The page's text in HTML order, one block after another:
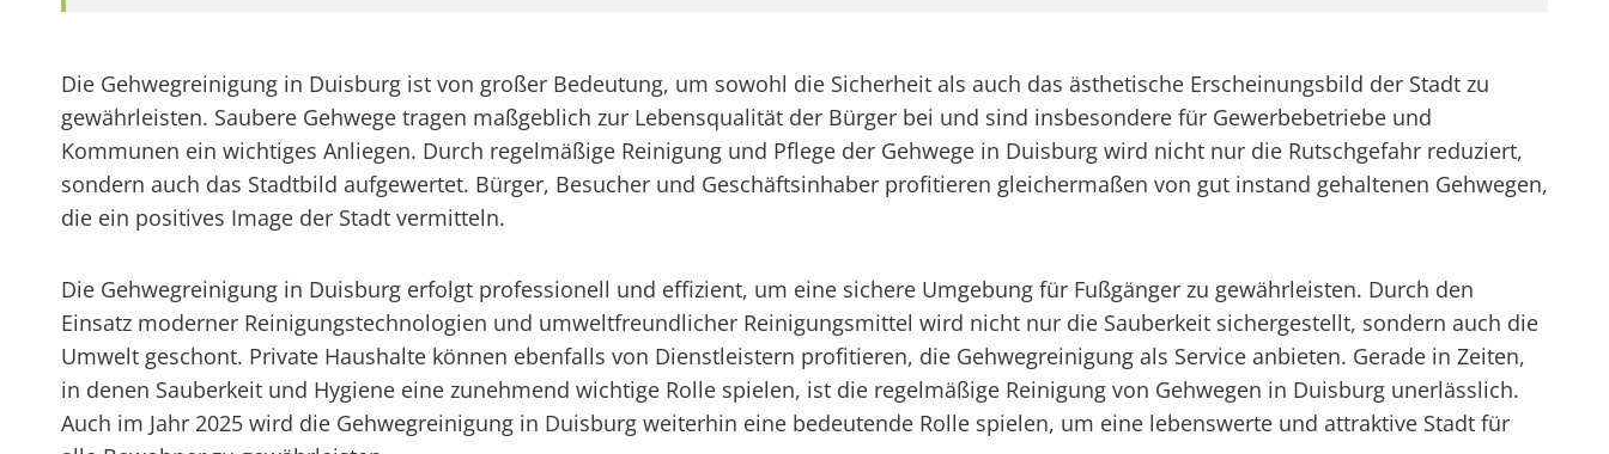
Die Gehwegreinigung in Duisburg ist von großer Bedeutung, um sowohl die Sicherheit als auch das ästhetische Erscheinungsbild der Stadt zu
gewährleisten. Saubere Gehwege tragen maßgeblich zur Lebensqualität der Bürger bei und sind insbesondere für Gewerbebetriebe und
Kommunen ein wichtiges Anliegen. Durch regelmäßige Reinigung und Pflege der Gehwege in Duisburg wird nicht nur die Rutschgefahr reduziert,
sondern auch das Stadtbild aufgewertet. Bürger, Besucher und Geschäftsinhaber profitieren gleichermaßen von gut instand gehaltenen Gehwegen,
die ein positives Image der Stadt vermitteln.
Die Gehwegreinigung in Duisburg erfolgt professionell und effizient, um eine sichere Umgebung für Fußgänger zu gewährleisten. Durch den
Einsatz moderner Reinigungstechnologien und umweltfreundlicher Reinigungsmittel wird nicht nur die Sauberkeit sichergestellt, sondern auch die
Umwelt geschont. Private Haushalte können ebenfalls von Dienstleistern profitieren, die Gehwegreinigung als Service anbieten. Gerade in Zeiten,
in denen Sauberkeit und Hygiene eine zunehmend wichtige Rolle spielen, ist die regelmäßige Reinigung von Gehwegen in Duisburg unerlässlich.
Auch im Jahr 2025 wird die Gehwegreinigung in Duisburg weiterhin eine bedeutende Rolle spielen, um eine lebenswerte und attraktive Stadt für